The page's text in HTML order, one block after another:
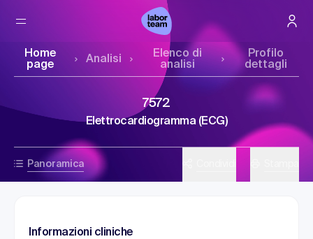
Home
page
Analisi
Elenco di
analisi
Profilo
dettagli
Panoramica
7572
Elettrocardiogramma (ECG)
Informazioni cliniche